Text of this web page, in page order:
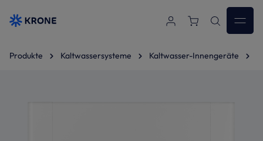
Zum Hauptinhalt springen
Produkte Kaltwassersysteme Kaltwasser-Innengeräte